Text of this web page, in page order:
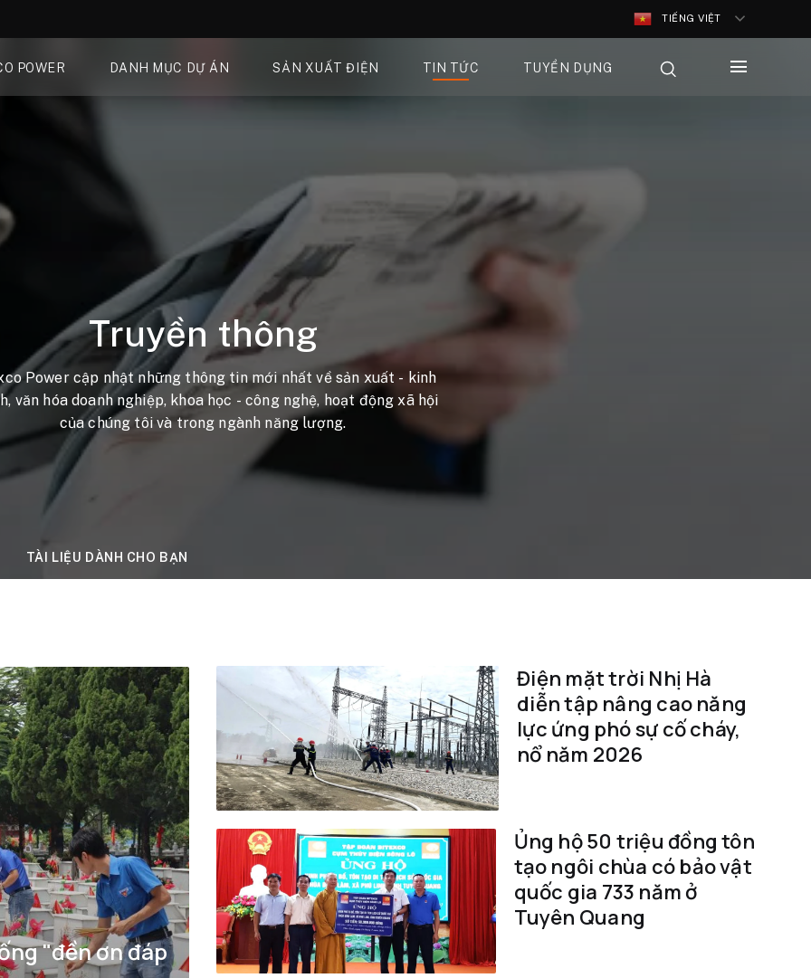
TIẾNG VIỆT
POWER DANH MỤC DỰ ÁN SẢN XUẤT ĐIỆN TIN TỨC TUYỂN DỤNG
Truyền thông
Power cập nhật những thông tin mới nhất về sản xuất - kinh
văn hóa doanh nghiệp, khoa học - công nghệ, hoạt động xã hội
của chúng tôi và trong ngành năng lượng.
TÀI LIỆU DÀNH CHO BẠN
"đền ơn đáp
Điện mặt trời Nhị Hà
diễn tập nâng cao năng
lực ứng phó sự cố cháy,
nổ năm 2026
Ủng hộ 50 triệu đồng tôn
tạo ngôi chùa có bảo vật
quốc gia 733 năm ở
Tuyên Quang